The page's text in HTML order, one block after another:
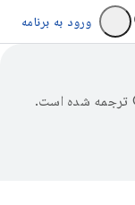
ورود به برنامه
ترجمه شده است.